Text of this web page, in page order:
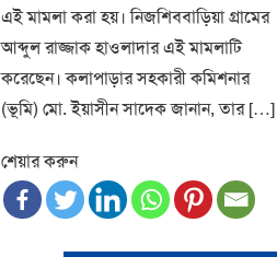
এই মামলা করা হয়। নিজশিববাড়িয়া গ্রামের
আব্দুল রাজ্জাক হাওলাদার এই মামলাটি
করেছেন। কলাপাড়ার সহকারী কমিশনার
(ভূমি) মো. ইয়াসীন সাদেক জানান, তার […]
শেয়ার করুন